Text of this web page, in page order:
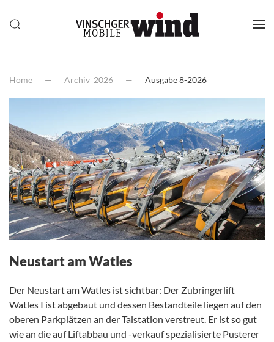
Home Archiv_2026 Ausgabe 8-2026
Neustart am Watles
Der Neustart am Watles ist sichtbar: Der Zubringerlift
Watles I ist abgebaut und dessen Bestandteile liegen auf den
oberen Parkplätzen an der Talstation verstreut. Er ist so gut
wie an die auf Liftabbau und -verkauf spezialisierte Pusterer